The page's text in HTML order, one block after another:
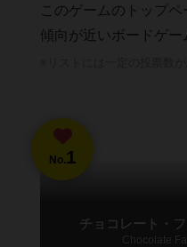
このゲームのトップ
傾向が近いボードゲー
No.1
チョコレート・
Chocolate